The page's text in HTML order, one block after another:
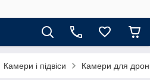
Камери і підвіси Камери для